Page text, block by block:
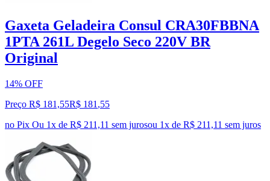
Gaxeta Geladeira Consul CRA30FBBNA
1PTA 261L Degelo Seco 220V BR
Original
14% OFF
Preço R$ 181,55R$ 181 ,55
no Pix Ou 1x de R$ 211,11 sem jurosou 1x de R$ 211,11 sem juros